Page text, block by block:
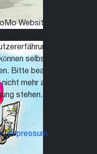
Website. Einige von
zu
selbst entscheiden,
Bitte beachten Sie,
mehr alle
stehen.
|Impressum